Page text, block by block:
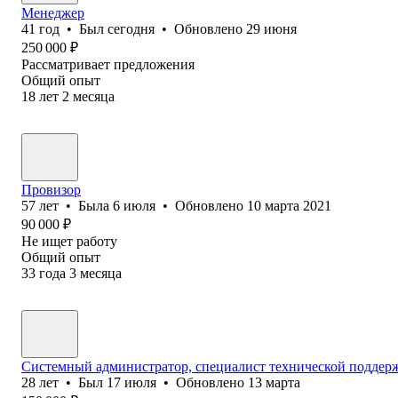
Менеджер
41 год • Был сегодня • Обновлено 29 июня
250 000 ₽
Рассматривает предложения
Общий опыт
18 лет 2 месяца
Провизор
57 лет • Была 6 июля • Обновлено 10 марта 2021
90 000 ₽
Не ищет работу
Общий опыт
33 года 3 месяца
Системный администратор, специалист технической
28 лет • Был 17 июля • Обновлено 13 марта